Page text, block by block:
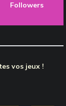
Followers
vos jeux !